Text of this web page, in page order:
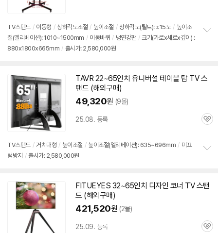
TV스탠드 / 이동형 / 상하각도조절 / 높이조절 / 상하각도(틸트): ±15도 / 높이조
절(엘리베이션): 1010~1500mm / 이동바퀴 / 냉연강판 / 크기(가로x세로x깊이) :
880x1800x665mm / 출시가: 2,580,000원
TAVR 22~65인치 유니버설 테이블 탑 TV 스
탠드 (해외 구매)
49,320원 (9몰)
25.08. 등록
관
TV스탠드 / 거치대형 / 높이조절 / 높이조절(엘리베이션): 635~696mm / 미끄
럼방지 / 출시가: 2,580,000원
치
FITUEYES 32~65인치 디자인 코너 TV 스탠
드 (해외 구매)
421,520원 (2몰)
25.09. 등록 관